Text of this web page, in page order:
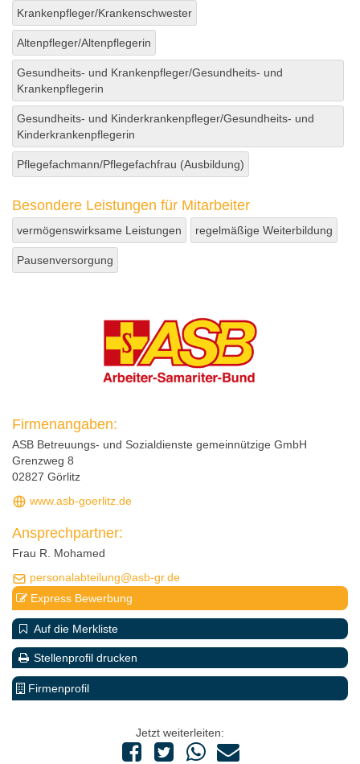
Krankenpfleger/Krankenschwester
Altenpfleger/Altenpflegerin
Gesundheits- und Krankenpfleger/Gesundheits- und
Krankenpflegerin
Gesundheits- und Kinderkrankenpfleger/Gesundheits- und
Kinderkrankenpflegerin
Pflegefachmann/Pflegefachfrau (Ausbildung)
Besondere Leistungen für Mitarbeiter
vermögenswirksame Leistungen regelmäßige Weiterbildung
Pausenversorgung
Firmenangaben:
ASB Betreuungs- und Sozialdienste gemeinnützige GmbH
Grenzweg 8
02827 Görlitz
www.asb-goerlitz.de
Ansprechpartner:
Frau R. Mohamed
personalabteilung@asb-gr.de
Express Bewerbung
Auf die Merkliste
Stellenprofil drucken
Firmenprofil
Jetzt weiterleiten: